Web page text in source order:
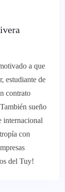
a que
estudiante de
contrato
sueño
internacional
con
del Tuy!